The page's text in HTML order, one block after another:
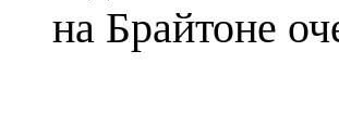
на Брайтоне